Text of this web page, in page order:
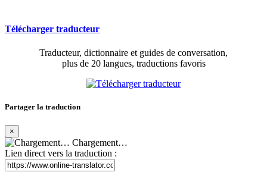
Télécharger traducteur
Traducteur, dictionnaire et guides de conversation,
plus de 20 langues, traductions favoris
Partager la traduction
×
Chargement…
Lien direct vers la traduction :